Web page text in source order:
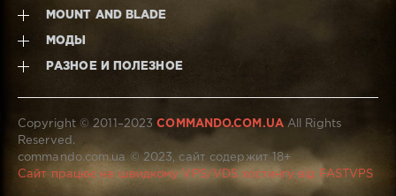
MOUNT AND BLADE
МОДЫ
РАЗНОЕ И ПОЛЕЗНОЕ
Copyright © 2011–2023COMMANDO.COM.UAAll Rights
Reserved.
commando.com.ua © 2023, сайт содержит 18+
Сайт працює на швидкому VPS/VDS хостингу від FASTVPS